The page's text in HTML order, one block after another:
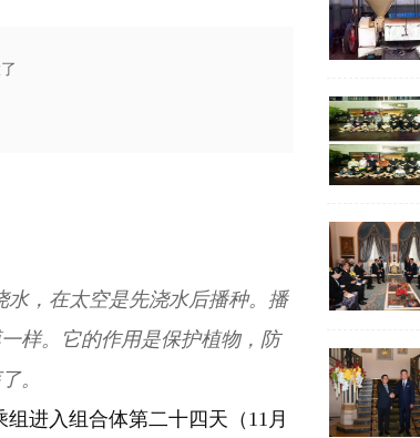
，在太空是先浇水后播种。播
样。它的作用是保护植物，防
。
进入组合体第二十四天（11月